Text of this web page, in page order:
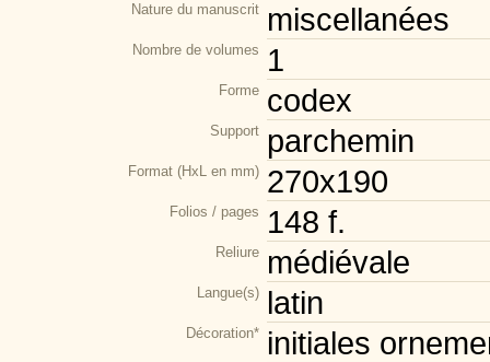
Nature du manuscrit miscellanées
Nombre de volumes 1
Forme codex
Support parchemin
Format (HxL en mm) 270x190
Folios / pages 148 f.
Reliure médiévale
Langue(s) latin
Décoration* initiales